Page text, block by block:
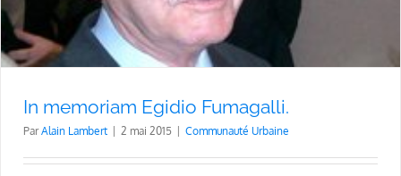
In memoriam Egidio Fumagalli.
ParAlain Lambert 2 mai 2015 Communauté Urbaine